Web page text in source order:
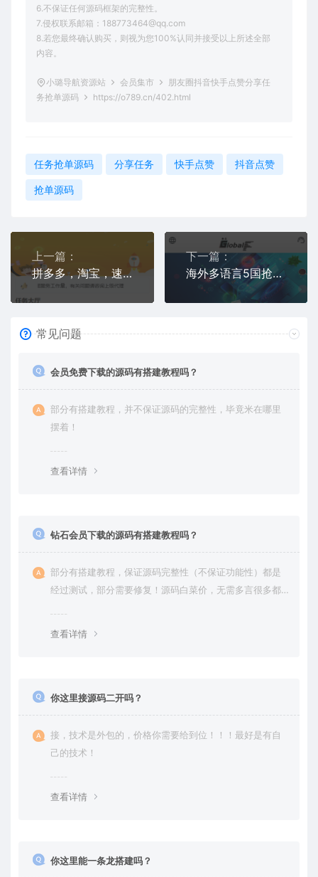
6.不保证任何源码框架的完整性。
7.侵权联系邮箱：188773464@qq.com
8.若您最终确认购买，则视为您100%认同并接受以上所述全部
内容。
小璐导航资源站 会员集市
朋友圈抖音快手点赞分享任
务抢单源码
https://o789.cn/402.html
任务抢单源码 分享任务 快手点赞 抖音点赞
抢单源码
上一篇：
拼多多，淘宝，速卖通抢单源码_全开源前端精美
下一篇：
海外多语言5国抢单任务源码前后端全开源
常见问题
会员免费下载的源码有搭建教程吗？
部分有搭建教程，并不保证源码的完整性，毕竟米在哪里
摆着！
查看详情
钻石会员下载的源码有搭建教程吗？
部分有搭建教程，保证源码完整性（不保证功能性）都是
经过测试，部分需要修复！源码白菜价，无需多言很多都
查看详情
你这里接源码二开吗？
接，技术是外包的，价格你需要给到位！！！最好是有自
己的技术！
查看详情
你这里能一条龙搭建吗？